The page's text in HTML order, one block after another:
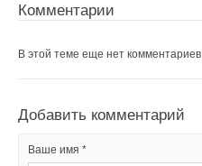
Комментарии
В этой теме еще нет комментариев
Добавить комментарий
Ваше имя *